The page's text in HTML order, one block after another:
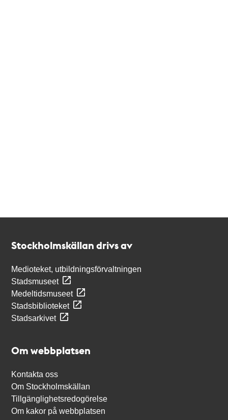
Stockholmskällan drivs av
Medioteket, utbildningsförvaltningen
Stadsmuseet
Medeltidsmuseet
Stadsbiblioteket
Stadsarkivet
Om webbplatsen
Kontakta oss
Om Stockholmskällan
Tillgänglighetsredogörelse
Om kakor på webbplatsen